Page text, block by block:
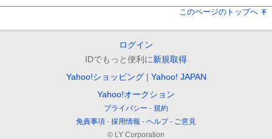
このページのトップへ
ログイン
IDでもっと便利に新規取得
Yahoo!ショッピング
Yahoo! JAPAN
Yahoo!オークション
プライバシー
規約
免責事項
採用情報 ヘルプ
ご意見
© LY Corporation